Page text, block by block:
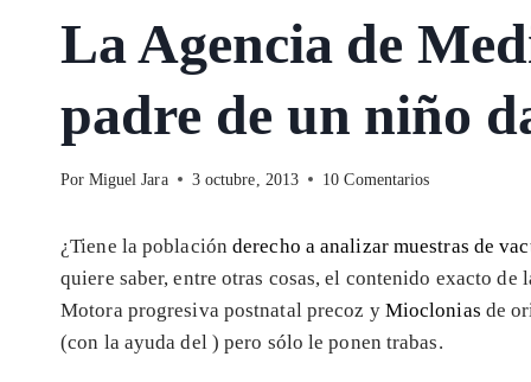
La Agencia de
padre de un niño
Por Miguel Jara 3 octubre, 2013 10 Comentarios
¿Tiene la poblaciónderecho a analizar muestras de
quiere saber, entre otras cosas, el contenido exacto de
Motora progresiva postnatal precoz y Mioclonias de
(con la ayuda del ) pero sólo le ponen trabas.